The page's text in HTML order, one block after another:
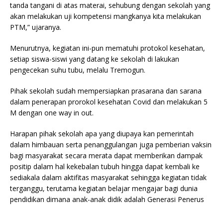
tanda tangani di atas materai, sehubung dengan sekolah yang
akan melakukan uji kompetensi mangkanya kita melakukan
PTM,” ujaranya.
Menurutnya, kegiatan ini-pun mematuhi protokol kesehatan,
setiap siswa-siswi yang datang ke sekolah di lakukan
pengecekan suhu tubu, melalu Tremogun.
Pihak sekolah sudah mempersiapkan prasarana dan sarana
dalam penerapan prorokol kesehatan Covid dan melakukan 5
M dengan one way in out.
Harapan pihak sekolah apa yang diupaya kan pemerintah
dalam himbauan serta penanggulangan juga pemberian vaksin
bagi masyarakat secara merata dapat memberikan dampak
positip dalam hal kekebalan tubuh hingga dapat kembali ke
sediakala dalam aktifitas masyarakat sehingga kegiatan tidak
terganggu, terutama kegiatan belajar mengajar bagi dunia
pendidikan dimana anak-anak didik adalah Generasi Penerus